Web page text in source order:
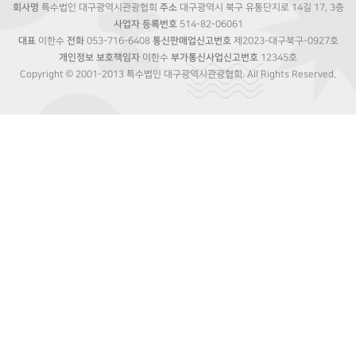
회사명 특수법인 대구광역시관광협회 주소대구광역시 북구 유통단지로 14길 17, 3층
사업자 등록번호514-82-06061
대표이한수 전화053-716-6408 통신판매업신고번호제2023-대구북구-0927호
개인정보 보호책임자 이한수 부가통신사업신고번호 12345호
Copyright © 2001-2013 특수법인 대구광역시관광협회. All Rights Reserved.